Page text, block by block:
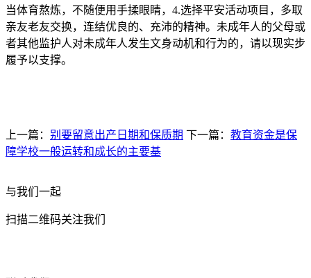
当体育熬炼，不随便用手揉眼睛，4.选择平安活动项目，多取
亲友老友交换，连结优良的、充沛的精神。未成年人的父母或
者其他监护人对未成年人发生文身动机和行为的，请以现实步
履予以支撑。
上一篇： 别要留意出产日期和保质期 下一篇： 教育资金是保
障学校一般运转和成长的主要基
与我们一起
扫描二维码关注我们